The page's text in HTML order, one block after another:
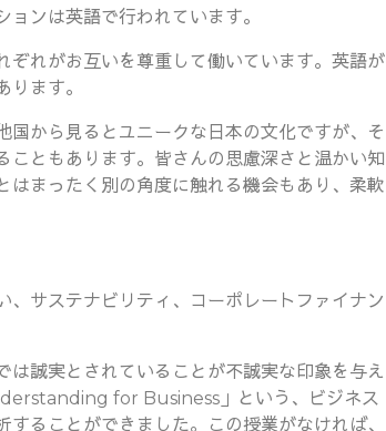
ンは英語で行われています。
ぞれがお互いを尊重して働いています。英語が
ます。
から見るとユニークな日本の文化ですが、そ
ともあります。皆さんの思慮深さと温かい知
まったく別の角度に触れる機会もあり、柔軟
サステナビリティ、コーポレートファイナン
誠実とされていることが不誠実な印象を与え
for Business」という、ビジネス
ることができました。この授業がなければ、